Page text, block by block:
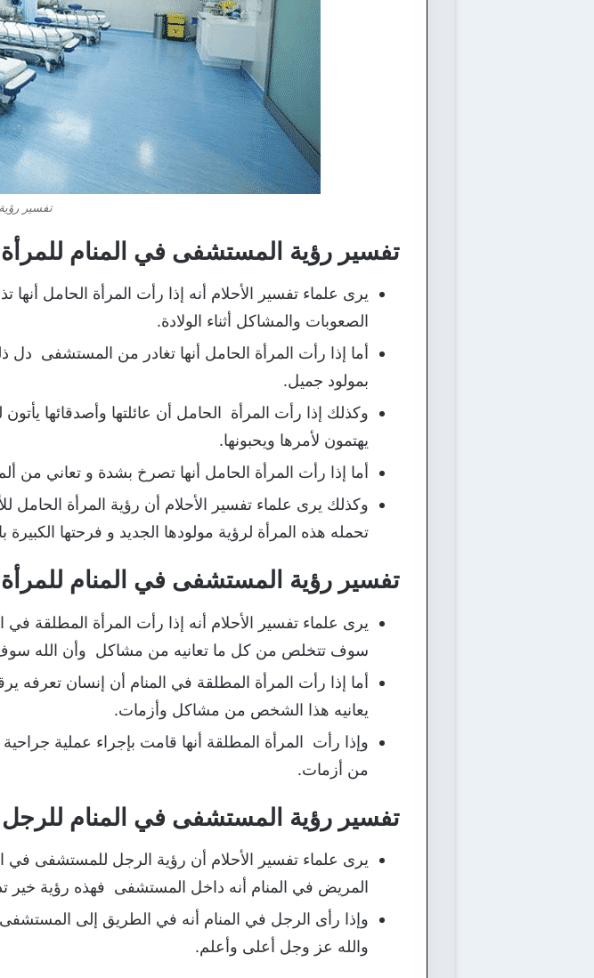
تفسير
تفسير رؤية المستشفى في المنام
يرى علماء تفسير الأحلام أنه إذا رأت المرأة الحامل
الصعوبات والمشاكل أثناء الولادة.
أما إذا رأت المرأة الحامل أنها تغادر من المستشفى
بمولود جميل.
وكذلك إذا رأت المرأة الحامل أن عائلتها وأصدقائها
يهتمون لأمرها ويحبونها.
أما إذا رأت المرأة الحامل أنها تصرخ بشدة و تعاني
وكذلك يرى علماء تفسير الأحلام أن رؤية المرأة
تحمله هذه المرأة لرؤية مولودها الجديد و فرحتها الكبيرة
تفسير رؤية المستشفى في المنام
يرى علماء تفسير الأحلام أنه إذا رأت المرأة المطلقة
سوف تتخلص من كل ما تعانيه من مشاكل وأن الله سوف
أما إذا رأت المرأة المطلقة في المنام أن إنسان
يعانيه هذا الشخص من مشاكل وأزمات.
وإذا رأت المرأة المطلقة أنها قامت بإجراء عملية
من أزمات.
تفسير رؤية المستشفى في المنام للرجل
يرى علماء تفسير الأحلام أن رؤية الرجل للمستشفى في
المريض في المنام أنه داخل المستشفى فهذه رؤية خير
وإذا رأى الرجل في المنام أنه في الطريق إلى
والله عز وجل أعلى وأعلم.